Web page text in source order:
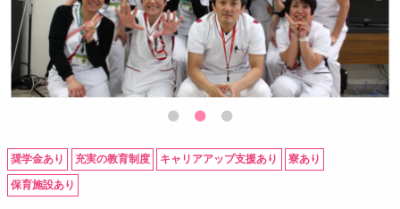
奨学金あり 充実の教育制度 キャリアアップ支援あり 寮あり
保育施設あり